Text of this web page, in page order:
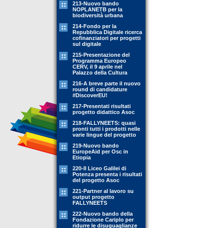
213-Nuovo bando
NOPLANETB per la
biodiversità urbana
214-Fondo per la
Repubblica Digitale ricerca
cofinanziatori per progetti
sul digitale
215-Presentazione del
Programma Europeo
CERV, il 9 aprile nel
Palazzo della Cultura
216-A breve parte il nuovo
round di candidature
#DiscoverEU!
217-Presentati risultati
progetto didattico Asoc
218-FALLYNEETS: quasi
pronti tutti i prodotti nelle
varie lingue del progetto
219-Nuovo bando
EuropeAid per Osc in
Etiopia
220-Il Liceo Galilei di
Potenza presenta i risultati
del progetto Asoc
221-Partner al lavoro su
output progetto
FALLYNEETS
222-Nuovo bando della
Fondazione Cariplo per
ridurre le disuguaglianze